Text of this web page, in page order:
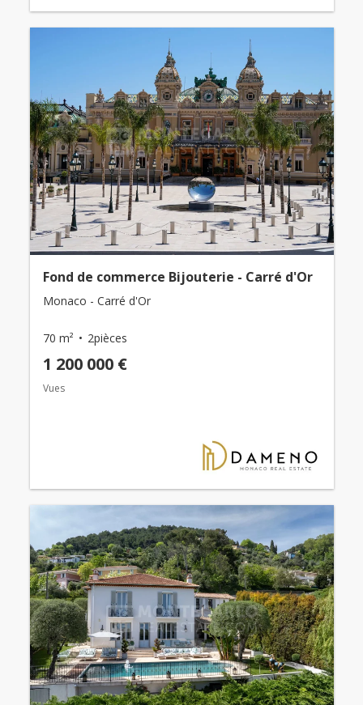
Fond de commerce Bijouterie - Carré d'Or
Monaco - Carré d'Or
70 m² 2pièces
1 200 000 €
Vues